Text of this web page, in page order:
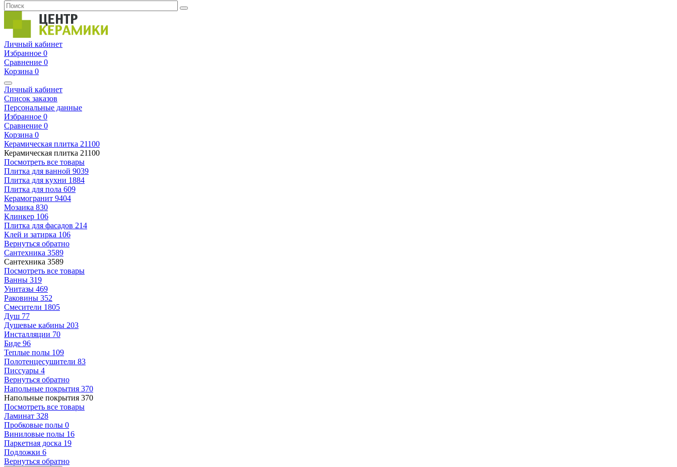
Личный кабинет
Избранное 0
Сравнение 0
Корзина 0
Личный кабинет
Список заказов
Персональные данные
Избранное 0
Сравнение 0
Корзина 0
Керамическая плитка 21100
Керамическая плитка 21100
Посмотреть все товары
Плитка для ванной 9039
Плитка для кухни 1884
Плитка для пола 609
Керамогранит 9404
Мозаика 830
Клинкер 106
Плитка для фасадов 214
Клей и затирка 106
Вернуться обратно
Сантехника 3589
Сантехника 3589
Посмотреть все товары
Ванны 319
Унитазы 469
Раковины 352
Смесители 1805
Душ 77
Душевые кабины 203
Инсталляции 70
Биде 96
Теплые полы 109
Полотенцесушители 83
Писсуары 4
Вернуться обратно
Напольные покрытия 370
Напольные покрытия 370
Посмотреть все товары
Ламинат 328
Пробковые полы 0
Виниловые полы 16
Паркетная доска 19
Подложки 6
Вернуться обратно